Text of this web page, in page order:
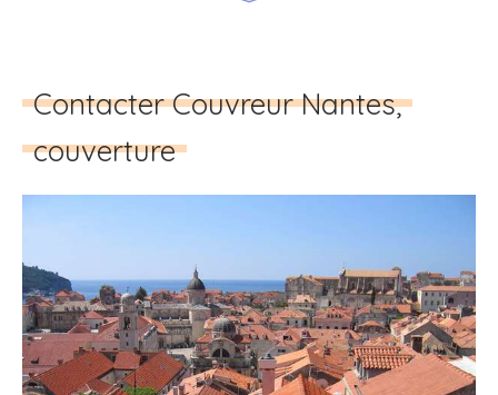
Contacter Couvreur Nantes,
couverture